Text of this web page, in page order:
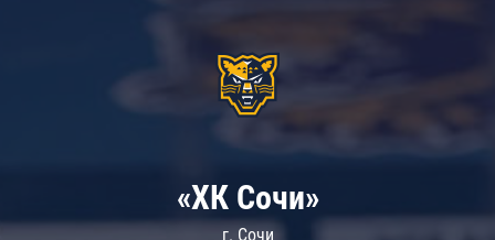
«ХК Сочи»
г. Сочи